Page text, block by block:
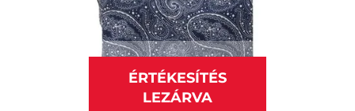
ÉRTÉKESÍTÉS
LEZÁRVA